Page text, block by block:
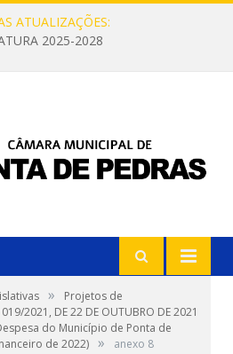
ATUALIZAÇÕES:
2025-2028
»
Projetos de
019/2021, DE 22 DE OUTUBRO DE 2021
do Município de Ponta de
de 2022) » anexo 8